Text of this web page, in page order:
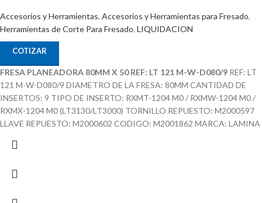
Accesorios y Herramientas, Accesorios y Herramientas para Fresado,
Herramientas de Corte Para Fresado, LIQUIDACION
COTIZAR
FRESA PLANEADORA 80MM X 50 REF: LT 121 M-W-D080/9 REF: LT
121 M-W-D080/9 DIAMETRO DE LA FRESA: 80MM CANTIDAD DE
INSERTOS: 9 TIPO DE INSERTO: RXMT-1204 M0 / RXMW-1204 M0 /
RXMX-1204 M0 (LT3130/LT3000) TORNILLO REPUESTO: M2000597
LLAVE REPUESTO: M2000602 CODIGO: M2001862 MARCA: LAMINA